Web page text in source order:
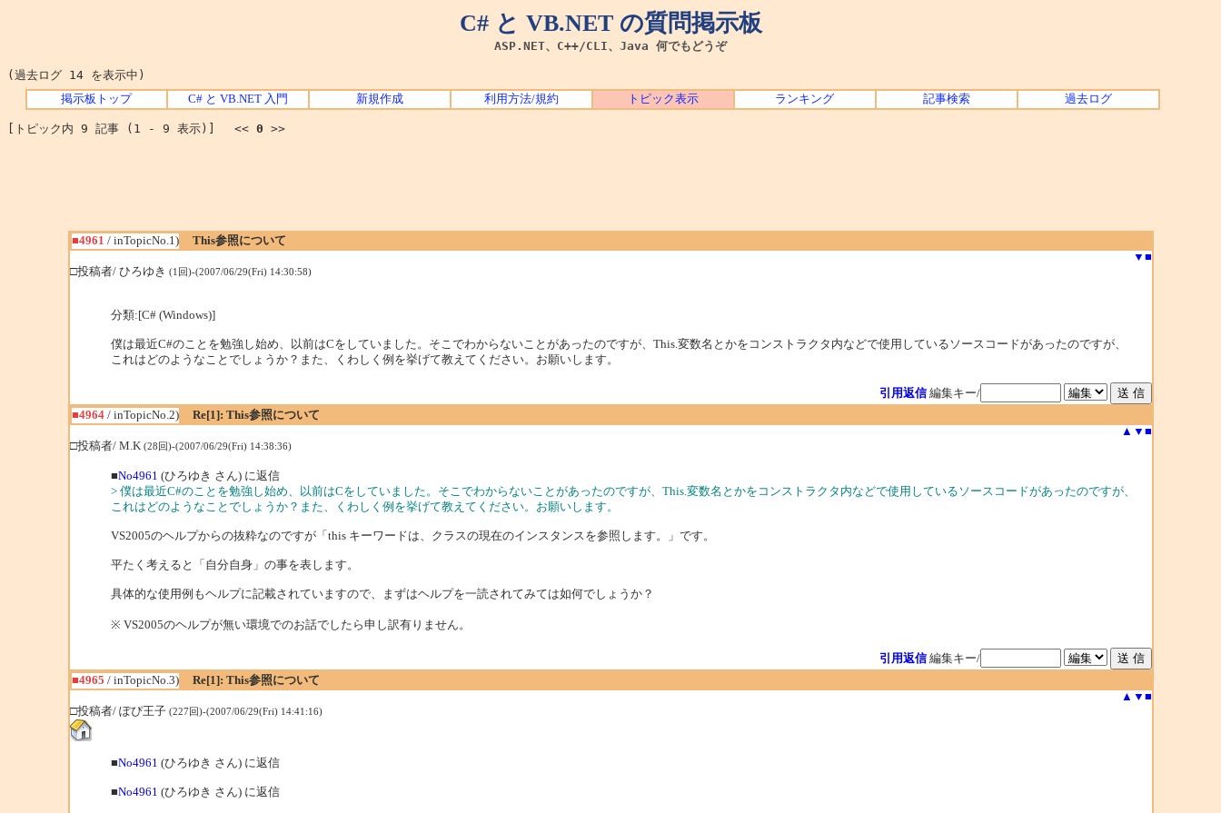
C# と VB.NET の質問掲示板
ASP.NET、C++/CLI、Java 何でもどうぞ
(過去ログ 14 を表示中)
掲示板トップ C# と VB.NET 入門 新規作成 利用方法/規約 トピック表示 ランキング 記事検索 過去ログ
[トピック内 9 記事 (1 - 9 表示)] << 0 >>
■4961 / inTopicNo.1)
This参照について
▼ ■
□投稿者/ ひろゆき (1回)-(2007/06/29(Fri) 14:30:58)
分類:[C# (Windows)]
僕は最近C#のことを勉強し始め、以前はCをしていました。そこでわからないことがあったのですが、This.変数名とかをコンストラクタ内などで使用しているソースコードがあったのですが、
これはどのようなことでしょうか？また、くわしく例を挙げて教えてください。お願いします。
引用返信 編集キー/
■4964/ inTopicNo.2)
Re[1]: This参照について
▲ ▼ ■
□投稿者/ M.K (28回)-(2007/06/29(Fri) 14:38:36)
■No4961 (ひろゆき さん) に返信
> 僕は最近C#のことを勉強し始め、以前はCをしていました。そこでわからないことがあったのですが、This.変数名とかをコンストラクタ内などで使用しているソースコードがあったのですが、
これはどのようなことでしょうか？また、くわしく例を挙げて教えてください。お願いします。
VS2005のヘルプからの抜粋なのですが「this キーワードは、クラスの現在のインスタンスを参照します。」です。
平たく考えると「自分自身」の事を表します。
具体的な使用例もヘルプに記載されていますので、まずはヘルプを一読されてみては如何でしょうか？
※ VS2005のヘルプが無い環境でのお話でしたら申し訳有りません。
引用返信 編集キー/
■4965 / inTopicNo.3)
Re[1]: This参照について
▲ ▼ ■
□投稿者/ ぽぴ王子 (227回)-(2007/06/29(Fri) 14:41:16)
■No4961 (ひろゆき さん) に返信
■No4961 (ひろゆき さん) に返信